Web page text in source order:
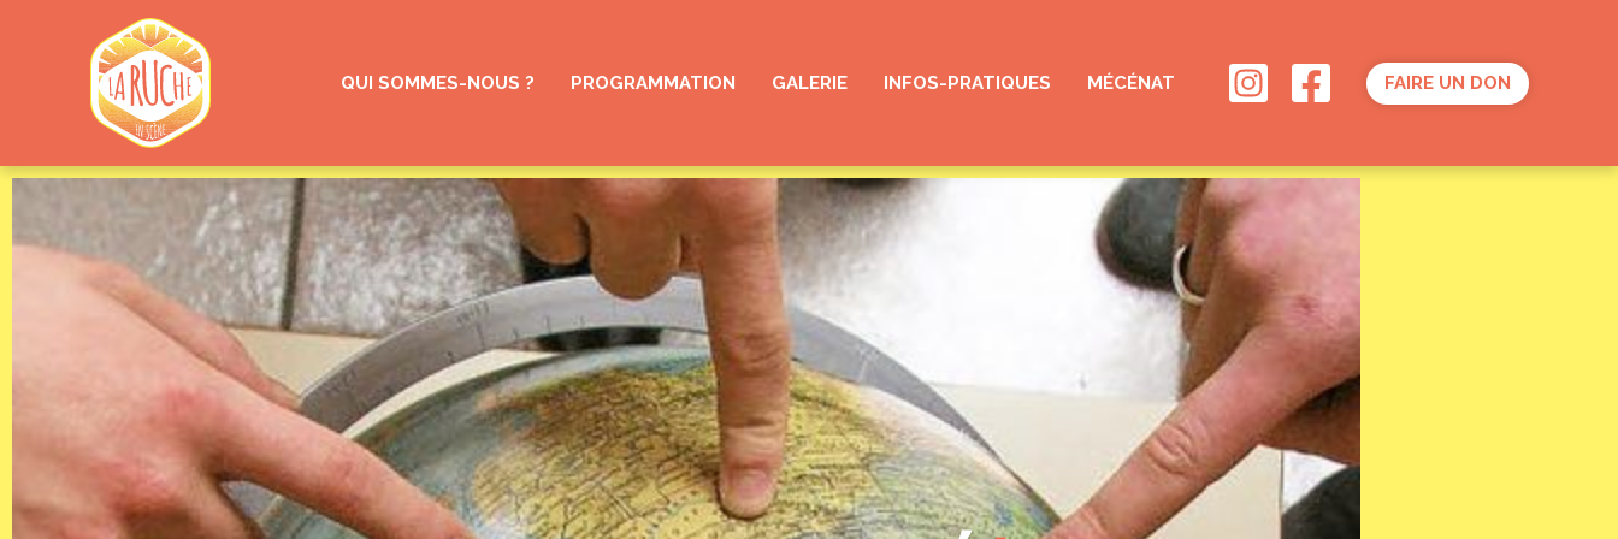
QUI SOMMES-NOUS ? PROGRAMMATION GALERIE INFOS-PRATIQUES MÉCÉNAT FAIRE UN DON